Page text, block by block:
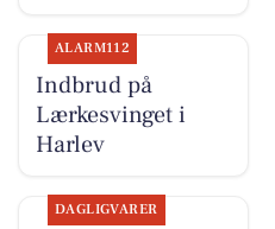
ALARM112
Indbrud på
Lærkesvinget i
Harlev
DAGLIGVARER